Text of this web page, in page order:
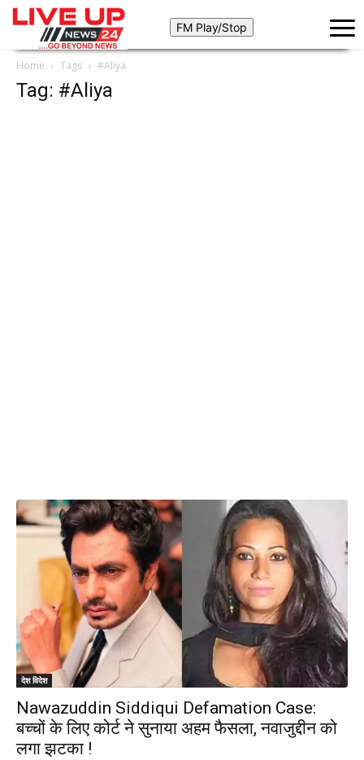
Home Tags #Aliya
Tag: #Aliya
देश विदेश
Nawazuddin Siddiqui Defamation Case:
बच्चों के लिए कोर्ट ने सुनाया अहम फैसला, नवाजुद्दीन को
लगा झटका !